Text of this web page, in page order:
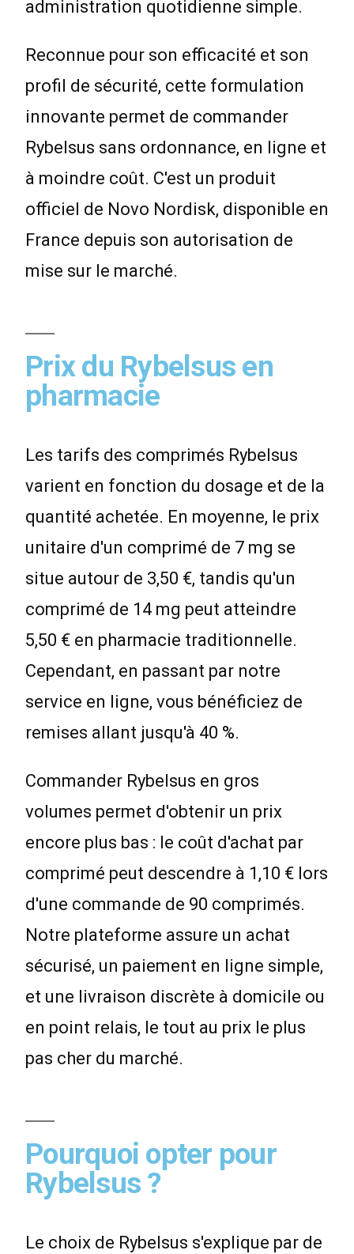
administration quotidienne simple.
Reconnue pour son efficacité et son
profil de sécurité, cette formulation
innovante permet de commander
Rybelsus sans ordonnance, en ligne et
à moindre coût. C'est un produit
officiel de Novo Nordisk, disponible en
France depuis son autorisation de
mise sur le marché.
Prix du Rybelsus en
pharmacie
Les tarifs des comprimés Rybelsus
varient en fonction du dosage et de la
quantité achetée. En moyenne, le prix
unitaire d'un comprimé de 7 mg se
situe autour de 3,50 €, tandis qu'un
comprimé de 14 mg peut atteindre
5,50 € en pharmacie traditionnelle.
Cependant, en passant par notre
service en ligne, vous bénéficiez de
remises allant jusqu'à 40 %.
Commander Rybelsus en gros
volumes permet d'obtenir un prix
encore plus bas : le coût d'achat par
comprimé peut descendre à 1,10 € lors
d'une commande de 90 comprimés.
Notre plateforme assure un achat
sécurisé, un paiement en ligne simple,
et une livraison discrète à domicile ou
en point relais, le tout au prix le plus
pas cher du marché.
Pourquoi opter pour
Rybelsus ?
Le choix de Rybelsus s'explique par de